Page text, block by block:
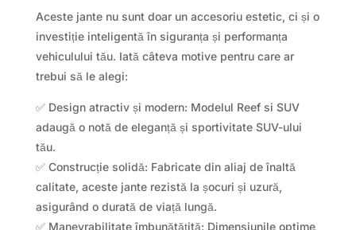
Aceste jante nu sunt doar un accesoriu estetic, ci și o
investiție inteligentă în siguranța și performanța
vehiculului tău. Iată câteva motive pentru care ar
trebui să le alegi:
✅ Design atractiv și modern: Modelul Reef si SUV
adaugă o notă de eleganță și sportivitate SUV-ului
tău.
✅ Construcție solidă: Fabricate din aliaj de înaltă
calitate, aceste jante rezistă la șocuri și uzură,
asigurând o durată de viață lungă.
✅ Manevrabilitate îmbunătățită: Dimensiunile optime